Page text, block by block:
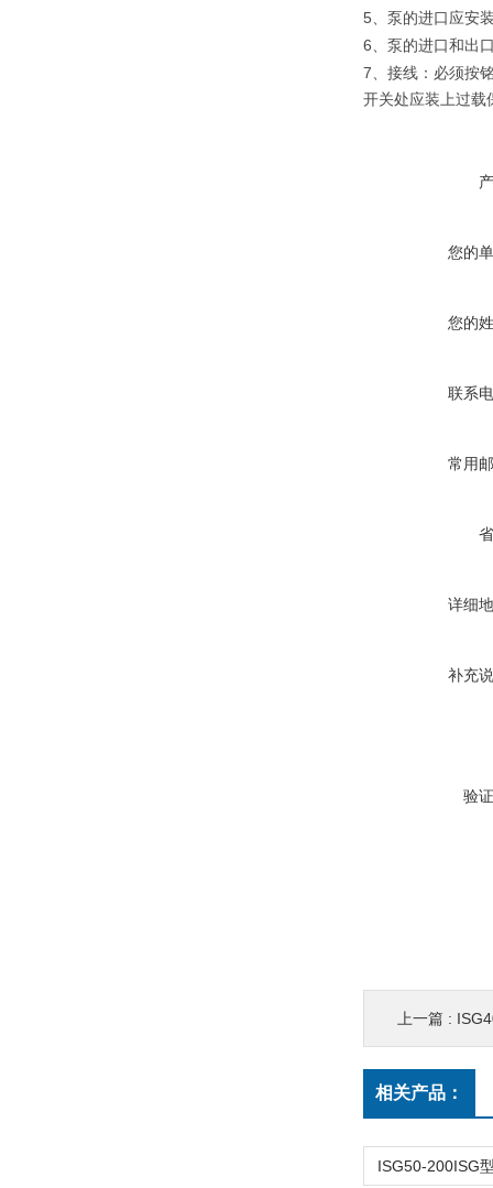
5、泵的进口应安
6、泵的进口和出
7、接线：必须按
开关处应装上过载
您的
您的
联系
常用
详细
补充
验
上一篇 :
相关产品：